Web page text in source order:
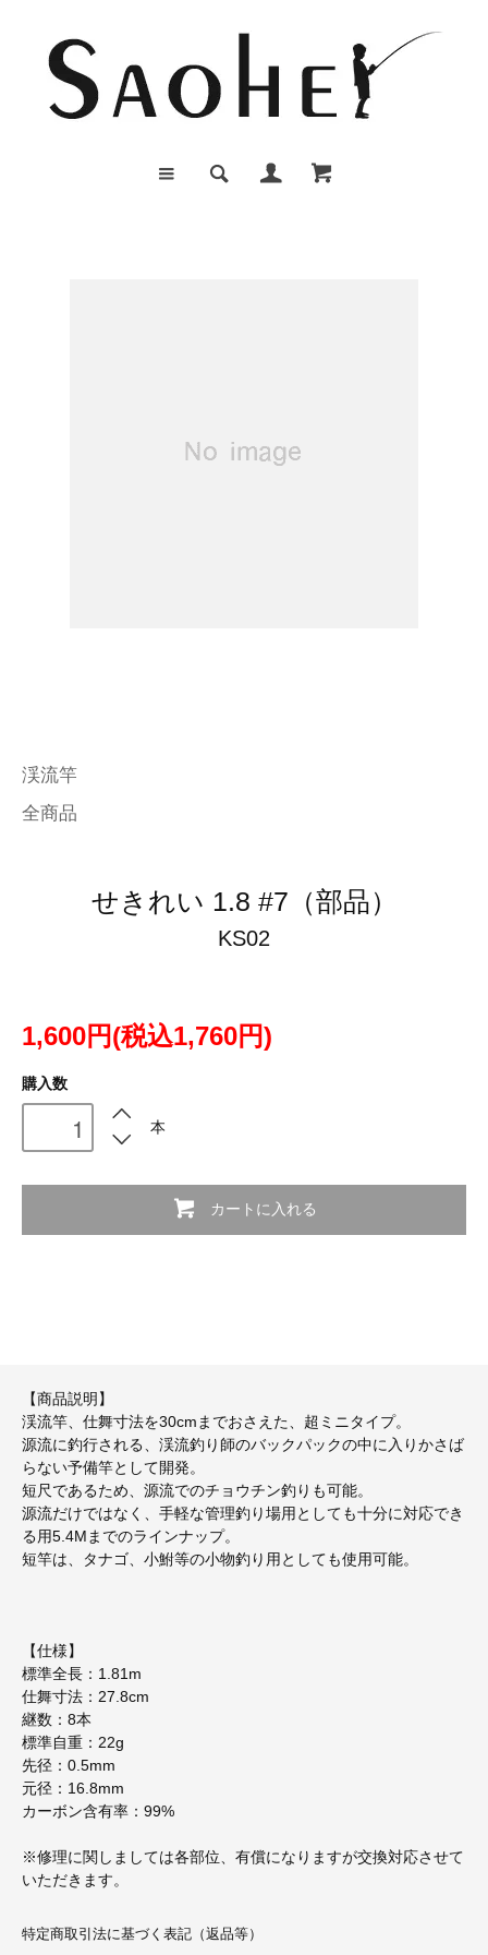
渓流竿
全商品
せきれい 1.8 #7（部品）
KS02
1,600円(税込1,760円)
購入数
本
カートに入れる
【商品説明】
渓流竿、仕舞寸法を30cmまでおさえた、超ミニタイプ。
源流に釣行される、渓流釣り師のバックパックの中に入りかさば
らない予備竿として開発。
短尺であるため、源流でのチョウチン釣りも可能。
源流だけではなく、手軽な管理釣り場用としても十分に対応でき
る用5.4Mまでのラインナップ。
短竿は、タナゴ、小鮒等の小物釣り用としても使用可能。
【仕様】
標準全長：1.81m
仕舞寸法：27.8cm
継数：8本
標準自重：22g
先径：0.5mm
元径：16.8mm
カーボン含有率：99%
※修理に関しましては各部位、有償になりますが交換対応させて
いただきます。
特定商取引法に基づく表記（返品等）